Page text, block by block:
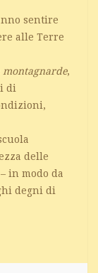
sentire
alle Terre
montagnarde,
di
delle
in modo da
degni di